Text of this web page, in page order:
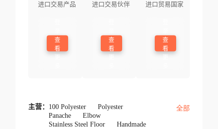
进口交易产品
查
看
进口交易伙伴
查
看
进口贸易国家
查
看
主营： 100 Polyester
Polyester
Panache
Elbow
Stainless Steel Floor
Handmade
全部